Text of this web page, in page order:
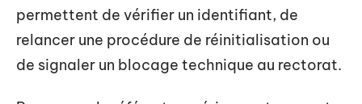
permettent de vérifier un identifiant, de
relancer une procédure de réinitialisation ou
de signaler un blocage technique au rectorat.